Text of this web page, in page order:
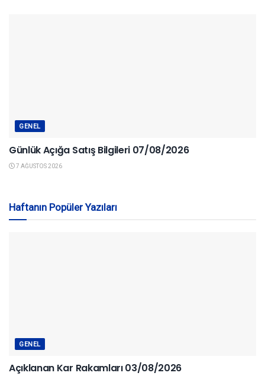
GENEL
Günlük Açığa Satış Bilgileri 07/08/2026
7 AĞUSTOS 2026
Haftanın Popüler Yazıları
GENEL
Açıklanan Kar Rakamları 03/08/2026